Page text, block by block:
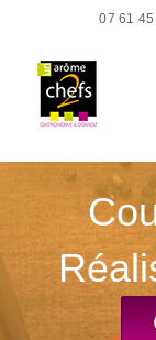
contenu
07 61 45